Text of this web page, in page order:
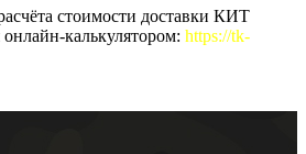
стоимости доставки КИТ
калькулятором: https://tk-